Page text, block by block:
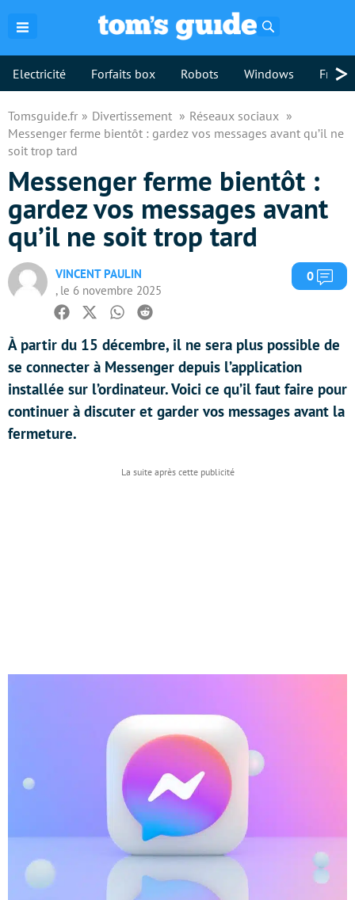
Electricité Forfaits box Robots Windows >
Tomsguide.fr Divertissement
Réseaux sociaux
Messenger ferme bientôt : gardez vos messages avant qu’il ne
soit trop tard
Messenger ferme bientôt :
gardez vos messages avant
qu’il ne soit trop tard
VINCENT PAULIN
, le 6 novembre 2025
0
Facebook
TwitterWhatsapp
Reddit
À partir du 15 décembre, il ne sera plus possible de
se connecter à Messenger depuis l’application
installée sur l’ordinateur. Voici ce qu’il faut faire pour
continuer à discuter et garder vos messages avant la
fermeture.